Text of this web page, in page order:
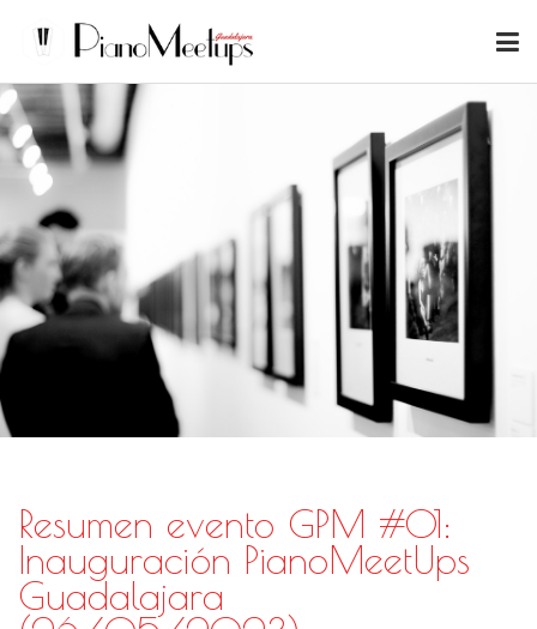
Resumen evento GPM #01:
Inauguración PianoMeetUps
Guadalajara